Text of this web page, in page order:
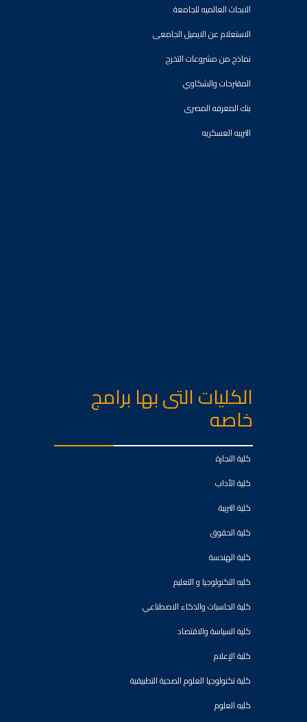
الابحاث العالميه للجامعة
الاستعلام عن الايميل الجامعى
نماذج من مشروعات التخرج
المقترحات والشكاوي
بنك المعرفه المصرى
التربيه العسكريه
الكليات التى بها برامج
خاصه
كلية التجارة
كلية الأداب
كلية التربية
كلية الحقوق
كلية الهندسة
كليه التكنولوجيا و التعليم
كلية الحاسبات والذكاء الاصطناعي
كلية السياسة والاقتصاد
كلية الإعلام
كلية تكنولوجيا العلوم الصحية التطبيقية
كليه العلوم